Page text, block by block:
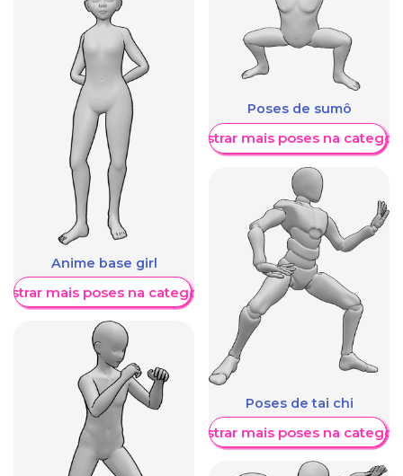
Anime base girl
mais poses na categoria
Poses de sumô
Mostrar mais poses na
Poses de tai chi
Mostrar mais poses na